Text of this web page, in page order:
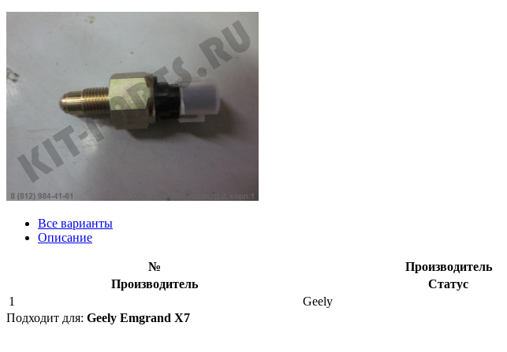
Все варианты
Описание
№ Производитель
Производитель
Статус
1
Geely
Подходит для: Geely Emgrand X7